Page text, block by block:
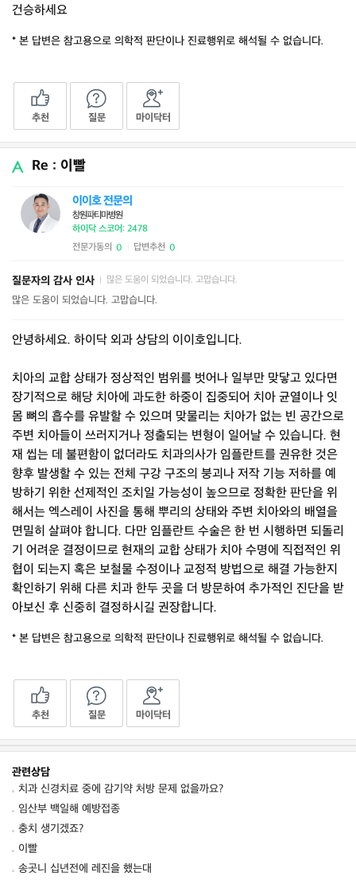
건승하세요
* 본 답변은 참고용으로 의학적 판단이나 진료행위로 해석될 수 없습니다.
추천 질문 마이닥터
Re : 이빨
이이호 전문의
창원파티마병원
하이닥 스코어: 2478
전문가동의 0 답변추천 0
질문자의 감사 인사 많은 도움이 되었습니다. 고맙습니다.
많은 도움이 되었습니다. 고맙습니다.
안녕하세요. 하이닥 외과 상담의 이이호입니다.
치아의 교합 상태가 정상적인 범위를 벗어나 일부만 맞닿고 있다면
장기적으로 해당 치아에 과도한 하중이 집중되어 치아 균열이나 잇
몸 뼈의 흡수를 유발할 수 있으며 맞물리는 치아가 없는 빈 공간으로
주변 치아들이 쓰러지거나 정출되는 변형이 일어날 수 있습니다. 현
재 씹는 데 불편함이 없더라도 치과의사가 임플란트를 권유한 것은
향후 발생할 수 있는 전체 구강 구조의 붕괴나 저작 기능 저하를 예
방하기 위한 선제적인 조치일 가능성이 높으므로 정확한 판단을 위
해서는 엑스레이 사진을 통해 뿌리의 상태와 주변 치아와의 배열을
면밀히 살펴야 합니다. 다만 임플란트 수술은 한 번 시행하면 되돌리
기 어려운 결정이므로 현재의 교합 상태가 치아 수명에 직접적인 위
협이 되는지 혹은 보철물 수정이나 교정적 방법으로 해결 가능한지
확인하기 위해 다른 치과 한두 곳을 더 방문하여 추가적인 진단을 받
아보신 후 신중히 결정하시길 권장합니다.
* 본 답변은 참고용으로 의학적 판단이나 진료행위로 해석될 수 없습니다.
추천 질문 마이닥터
관련상담
치과 신경치료 중에 감기약 처방 문제 없을까요?
임산부 백일해 예방접종
충치 생기겠죠?
이빨
송곳니 십년전에 레진을 했는대